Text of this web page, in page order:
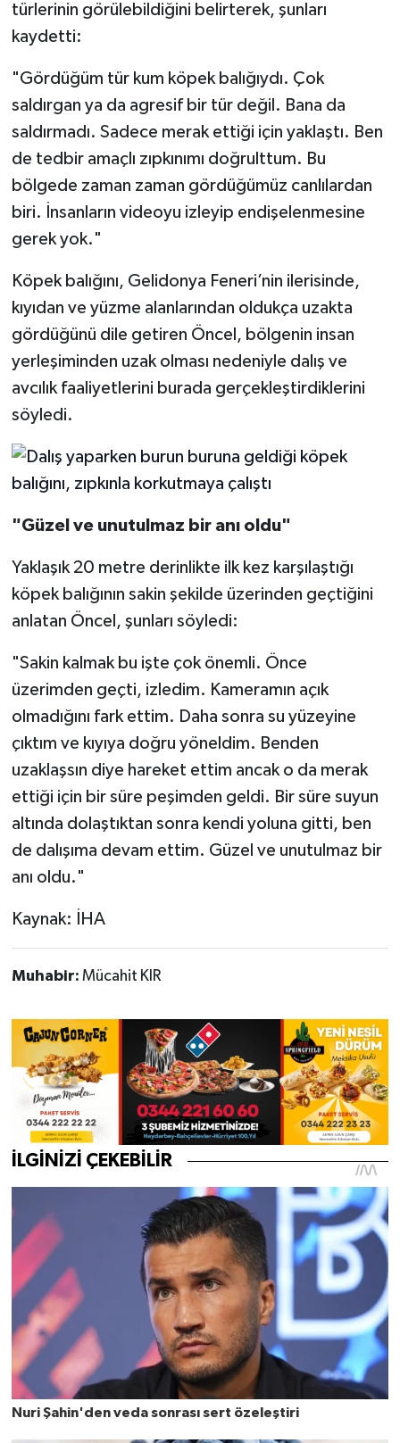
türlerinin görülebildiğini belirterek, şunları
kaydetti:
"Gördüğüm tür kum köpek balığıydı. Çok
saldırgan ya da agresif bir tür değil. Bana da
saldırmadı. Sadece merak ettiği için yaklaştı. Ben
de tedbir amaçlı zıpkınımı doğrulttum. Bu
bölgede zaman zaman gördüğümüz canlılardan
biri. İnsanların videoyu izleyip endişelenmesine
gerek yok."
Köpek balığını, Gelidonya Feneri’nin ilerisinde,
kıyıdan ve yüzme alanlarından oldukça uzakta
gördüğünü dile getiren Öncel, bölgenin insan
yerleşiminden uzak olması nedeniyle dalış ve
avcılık faaliyetlerini burada gerçekleştirdiklerini
söyledi.
"Güzel ve unutulmaz bir anı oldu"
Yaklaşık 20 metre derinlikte ilk kez karşılaştığı
köpek balığının sakin şekilde üzerinden geçtiğini
anlatan Öncel, şunları söyledi:
"Sakin kalmak bu işte çok önemli. Önce
üzerimden geçti, izledim. Kameramın açık
olmadığını fark ettim. Daha sonra su yüzeyine
çıktım ve kıyıya doğru yöneldim. Benden
uzaklaşsın diye hareket ettim ancak o da merak
ettiği için bir süre peşimden geldi. Bir süre suyun
altında dolaştıktan sonra kendi yoluna gitti, ben
de dalışıma devam ettim. Güzel ve unutulmaz bir
anı oldu."
Kaynak: İHA
Muhabir: Mücahit KIR